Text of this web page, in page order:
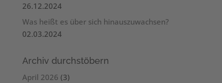
26.12.2024
Was heißt es über sich hinauszuwachsen?
02.03.2024
Archiv durchstöbern
April 2026 (3)